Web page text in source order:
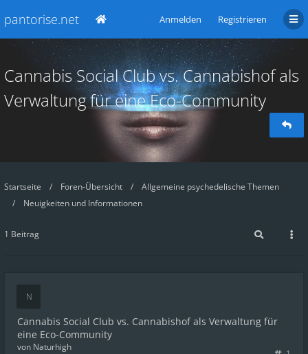
pantorise.net Anmelden Registrieren
Cannabis Social Club vs. Cannabishof als
Verwaltung für eine Eco-Community
Startseite Foren-Übersicht
Allgemeine psychedelische Themen
Neuigkeiten und Informationen
1 Beitrag
Cannabis Social Club vs. Cannabishof als Verwaltung für
eine Eco-Community
von Naturhigh